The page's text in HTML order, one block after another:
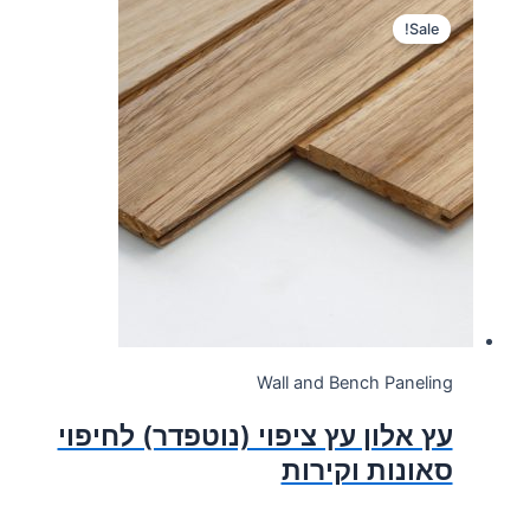
היה:
100.00 ₪.
הוא:
70.00 ₪.
Sale!
Wall and Bench Paneling
עץ אלון עץ ציפוי (נוטפדר) לחיפוי
סאונות וקירות